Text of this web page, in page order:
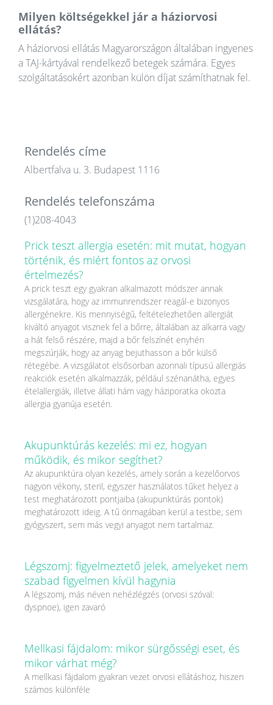
Milyen költségekkel jár a háziorvosi
ellátás?
A háziorvosi ellátás Magyarországon általában ingyenes
a TAJ-kártyával rendelkező betegek számára. Egyes
szolgáltatásokért azonban külön díjat számíthatnak fel.
Rendelés címe
Albertfalva u. 3. Budapest 1116
Rendelés telefonszáma
(1)208-4043
Prick teszt allergia esetén: mit mutat, hogyan
történik, és miért fontos az orvosi
értelmezés?
A prick teszt egy gyakran alkalmazott módszer annak
vizsgálatára, hogy az immunrendszer reagál-e bizonyos
allergénekre. Kis mennyiségű, feltételezhetően allergiát
kiváltó anyagot visznek fel a bőrre, általában az alkarra vagy
a hát felső részére, majd a bőr felszínét enyhén
megszúrják, hogy az anyag bejuthasson a bőr külső
rétegébe. A vizsgálatot elsősorban azonnali típusú allergiás
reakciók esetén alkalmazzák, például szénanátha, egyes
ételallergiák, illetve állati hám vagy háziporatka okozta
allergia gyanúja esetén.
Akupunktúrás kezelés: mi ez, hogyan
működik, és mikor segíthet?
Az akupunktúra olyan kezelés, amely során a kezelőorvos
nagyon vékony, steril, egyszer használatos tűket helyez a
test meghatározott pontjaiba (akupunktúrás pontok)
meghatározott ideig. A tű önmagában kerül a testbe, sem
gyógyszert, sem más vegyi anyagot nem tartalmaz.
Légszomj: figyelmeztető jelek, amelyeket nem
szabad figyelmen kívül hagynia
A légszomj, más néven nehézlégzés (orvosi szóval:
dyspnoe), igen zavaró
Mellkasi fájdalom: mikor sürgősségi eset, és
mikor várhat még?
A mellkasi fájdalom gyakran vezet orvosi ellátáshoz, hiszen
számos különféle